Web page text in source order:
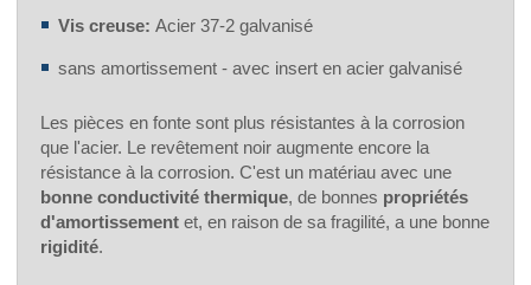
Vis creuse: Acier 37-2 galvanisé
sans amortissement - avec insert en acier galvanisé
Les pièces en fonte sont plus résistantes à la corrosion
que l'acier. Le revêtement noir augmente encore la
résistance à la corrosion. C'est un matériau avec une
bonne conductivité thermique, de bonnes propriétés
d'amortissement et, en raison de sa fragilité, a une bonne
rigidité.